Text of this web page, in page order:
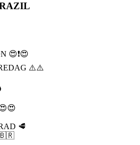
😍❗️😍
⚠️⚠️
🥩